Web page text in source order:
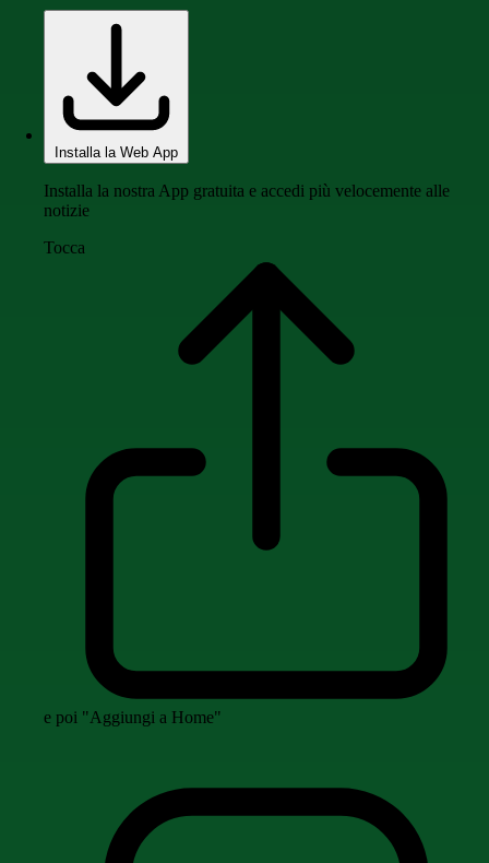
Installa la Web App
Installa la nostra App gratuita e accedi più velocemente alle
notizie
Tocca
e poi "Aggiungi a Home"